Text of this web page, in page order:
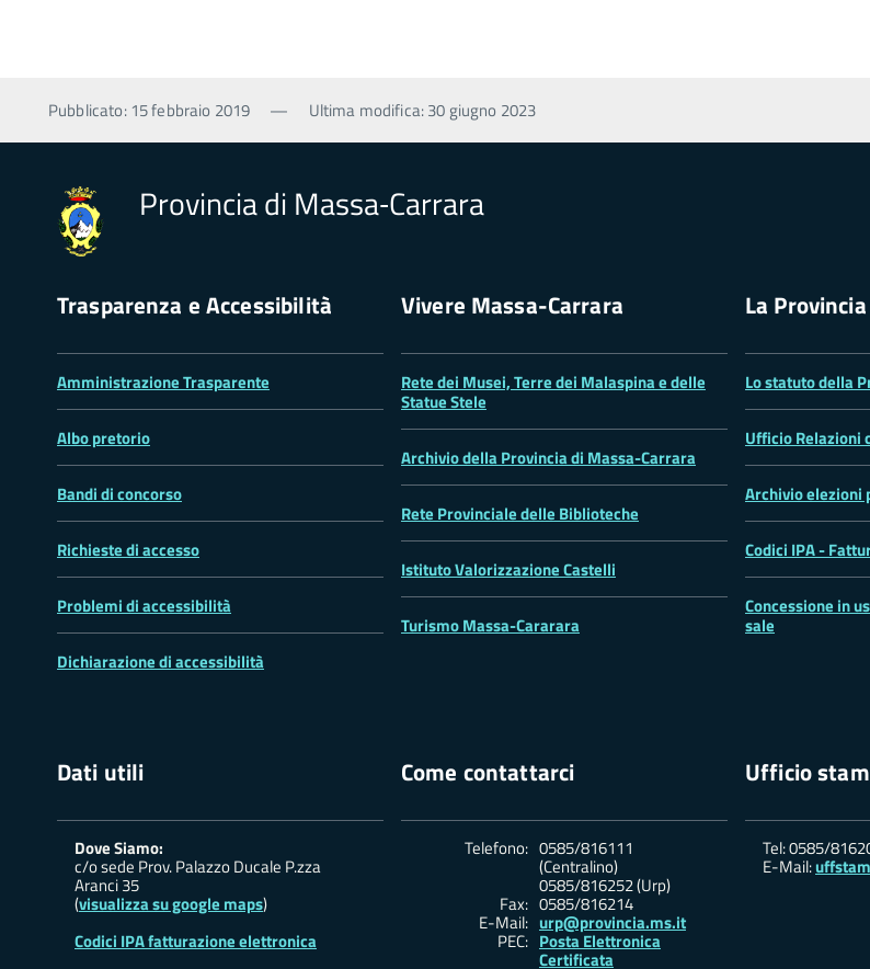
Pubblicato: 15 febbraio 2019 — Ultima modifica: 30 giugno 2023
Provincia di Massa‑Carrara
Trasparenza e Accessibilità
Amministrazione Trasparente
Albo pretorio
Bandi di concorso
Richieste di accesso
Problemi di accessibilità
Dichiarazione di accessibilità
Vivere Massa-Carrara
Rete dei Musei, Terre dei Malaspina e delle
Statue Stele
Archivio della Provincia di Massa-Carrara
Rete Provinciale delle Biblioteche
Istituto Valorizzazione Castelli
Turismo Massa-Cararara
La Provincia
Lo statuto della
Ufficio Relazioni
Archivio elezioni
Codici IPA -
Concessione in
sale
Dati utili
Dove Siamo:
c/o sede Prov. Palazzo Ducale P.zza
Aranci 35
(visualizza su google maps)
Codici IPA fatturazione elettronica
Come contattarci
Telefono: 0585/816111
(Centralino)
0585/816252 (Urp)
Fax: 0585/816214
E-Mail: urp@provincia.ms.it
PEC: Posta Elettronica
Certificata
Ufficio
Tel: 0585/
E-Mail: